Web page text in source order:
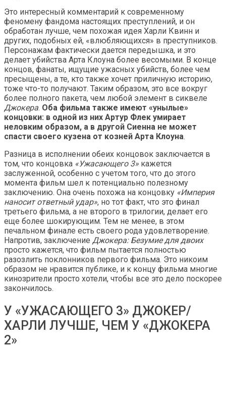
Это интересный комментарий к современному
феномену фандома настоящих преступлений, и он
обработан лучше, чем похожая идея Харли Квинн и
других, подобных ей, «влюбляющихся» в преступников.
Персонажам фактически дается передышка, и это
делает убийства Арта Клоуна более весомыми. В конце
концов, фанаты, ищущие ужасных убийств, более чем
пресыщены, а те, кто также хочет приличную историю,
тоже что-то получают. Таким образом, это все вокруг
более полного пакета, чем любой элемент в сиквеле
Джокера. Оба фильма также имеют «унылые»
концовки: в одной из них Артур Флек умирает
неловким образом, а в другой Сиенна не может
спасти своего кузена от козней Арта Клоуна.
Разница в исполнении обеих концовок заключается в
том, что концовка «Ужасающего 3» кажется
заслуженной, особенно с учетом того, что до этого
момента фильм шел к потенциально полезному
заключению. Она очень похожа на концовку «Империя
наносит ответный удар», но тот факт, что это финал
третьего фильма, а не второго в трилогии, делает его
еще более шокирующим. Тем не менее, в этом
печальном финале есть своего рода удовлетворение.
Напротив, заключение Джокера: Безумие для двоих
просто кажется, что фильм пытается полностью
разозлить поклонников первого фильма. Это никоим
образом не нравится публике, и к концу фильма многие
кинозрители просто хотели, чтобы все это дело поскорее
закончилось.
У «УЖАСАЮЩЕГО 3» ДЖОКЕР/
ХАРЛИ ЛУЧШЕ, ЧЕМ У «ДЖОКЕРА
2»